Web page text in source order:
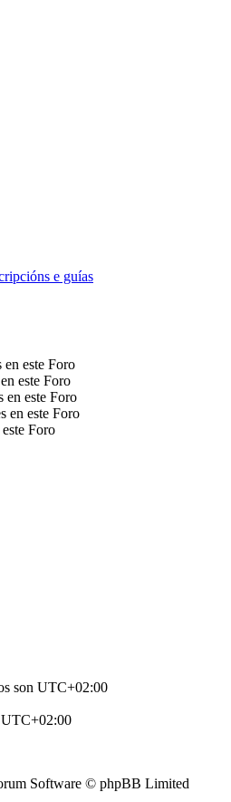
e guías
en este Foro
este Foro
en este Foro
en este Foro
Foro
son UTC+02:00
UTC+02:00
Software © phpBB Limited